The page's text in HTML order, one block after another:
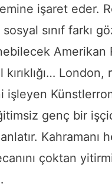
işaret eder.
sınıf farkı
Amerikan
London,
genç bir
Kahramanı
çoktan